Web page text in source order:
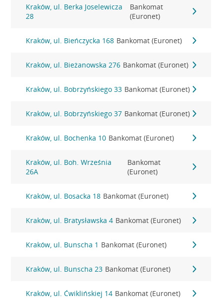
Kraków, ul. Berka Joselewicza
28
Bankomat
(Euronet)
Kraków, ul. Bieńczycka 168 Bankomat (Euronet)
Kraków, ul. Bieżanowska 276 Bankomat (Euronet)
Kraków, ul. Bobrzyńskiego 33 Bankomat (Euronet)
Kraków, ul. Bobrzyńskiego 37 Bankomat (Euronet)
Kraków, ul. Bochenka 10 Bankomat (Euronet)
Kraków, ul. Boh. Września
26A
Bankomat
(Euronet)
Kraków, ul. Bosacka 18 Bankomat (Euronet)
Kraków, ul. Bratysławska 4 Bankomat (Euronet)
Kraków, ul. Bunscha 1 Bankomat (Euronet)
Kraków, ul. Bunscha 23 Bankomat (Euronet)
Kraków, ul. Ćwiklińskiej 14 Bankomat (Euronet)